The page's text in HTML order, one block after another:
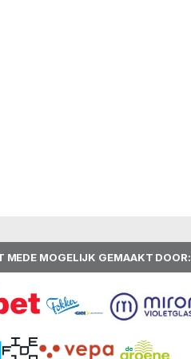
MEDE MOGELIJK GEMAAKT DOOR: